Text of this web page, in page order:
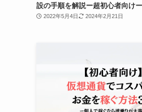
設の手順を解説ー超初心者向けー
2022年5月4日 2024年2月21日